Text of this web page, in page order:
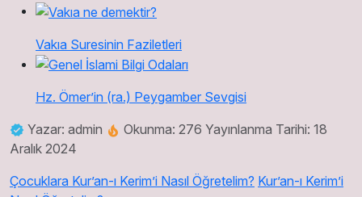
Vakıa Suresinin Faziletleri
Hz. Ömer’in (ra.) Peygamber Sevgisi
Yazar: admin
Okunma: 276 Yayınlanma Tarihi: 18
Aralık 2024
Çocuklara Kur’an-ı Kerim’i Nasıl Öğretelim? Kur’an-ı Kerim’i